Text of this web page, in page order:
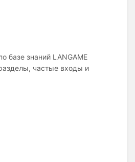
базе знаний LANGAME
частые входы и